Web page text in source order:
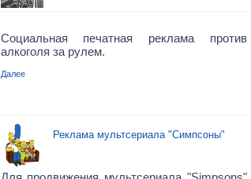
Социальная печатная реклама против
алкоголя за рулем.
Далее
Реклама мультсериала "Симпсоны"